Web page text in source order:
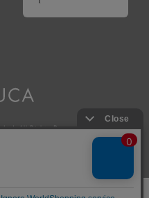
All Rights Reserved.